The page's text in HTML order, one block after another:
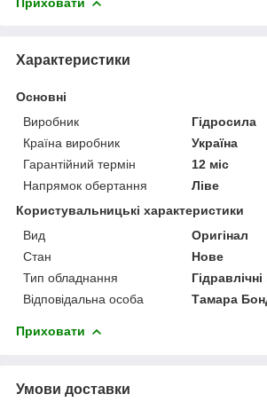
Характеристики
Основні
Виробник
Гідросила
Країна виробник
Україна
Гарантійний термін
12 міс
Напрямок обертання
Ліве
Користувальницькі характеристики
Вид
Оригінал
Стан
Нове
Тип обладнання
Відповідальна особа
Тамара
Приховати
Умови доставки